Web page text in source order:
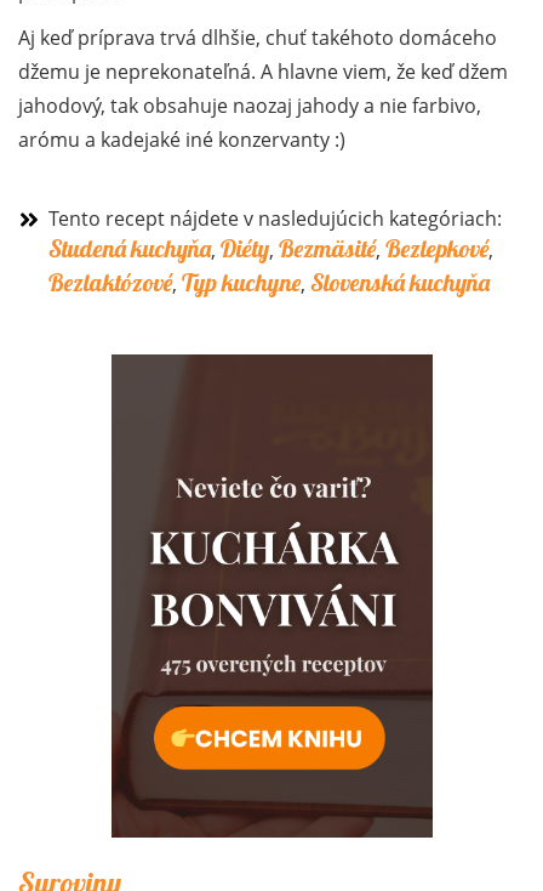
Aj keď príprava trvá dlhšie, chuť takéhoto domáceho
džemu je neprekonateľná. A hlavne viem, že keď džem
jahodový, tak obsahuje naozaj jahody a nie farbivo,
arómu a kadejaké iné konzervanty :)
Tento recept nájdete v nasledujúcich kategóriach:
Studená kuchyňa, Diéty, Bezmäsité, Bezlepkové,
Bezlaktózové, Typ kuchyne, Slovenská kuchyňa
Suroviny